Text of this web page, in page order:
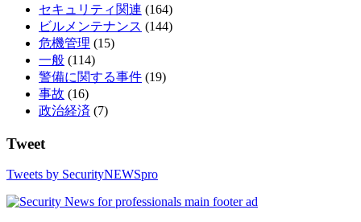
セキュリティ関連 (164)
ビルメンテナンス (144)
危機管理 (15)
一般 (114)
警備に関する事件 (19)
事故 (16)
政治経済 (7)
Tweet
Tweets by SecurityNEWSpro